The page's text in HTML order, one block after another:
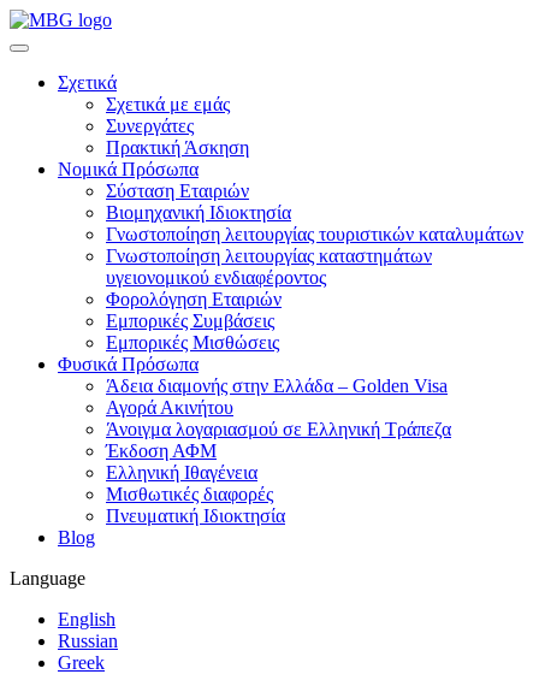
Σχετικά
Σχετικά με εμάς
Συνεργάτες
Πρακτική Άσκηση
Νομικά Πρόσωπα
Σύσταση Εταιριών
Βιομηχανική Ιδιοκτησία
Γνωστοποίηση λειτουργίας τουριστικών καταλυμάτων
Γνωστοποίηση λειτουργίας καταστημάτων
υγειονομικού ενδιαφέροντος
Φορολόγηση Εταιριών
Εμπορικές Συμβάσεις
Εμπορικές Μισθώσεις
Φυσικά Πρόσωπα
Άδεια διαμονής στην Ελλάδα – Golden Visa
Αγορά Ακινήτου
Άνοιγμα λογαριασμού σε Ελληνική Τράπεζα
Έκδοση ΑΦΜ
Ελληνική Ιθαγένεια
Μισθωτικές διαφορές
Πνευματική Ιδιοκτησία
Blog
Language
English
Russian
Greek